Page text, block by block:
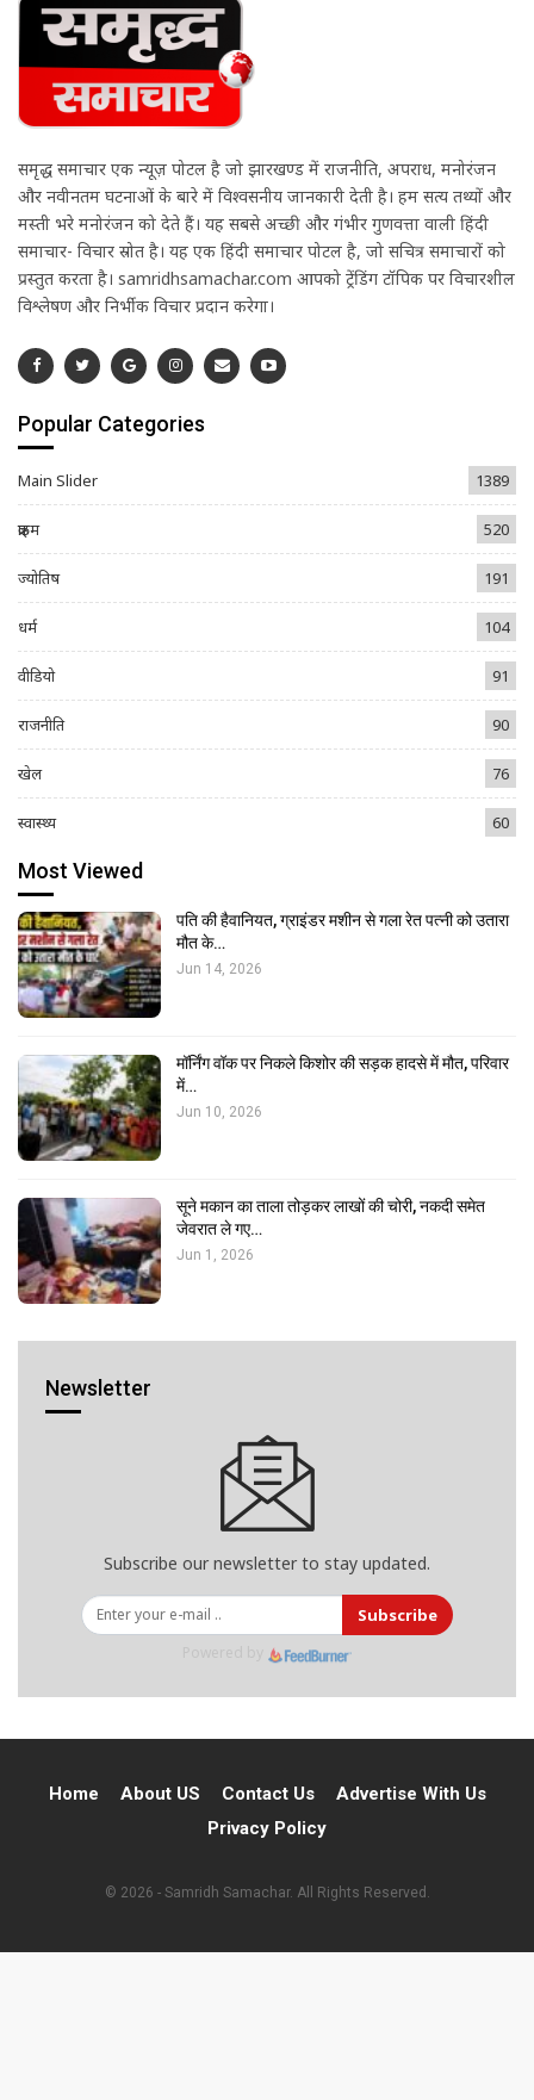
समृद्ध समाचार एक न्यूज़ पोर्टल है जो झारखण्ड में राजनीति, अपराध, मनोरंजन
और नवीनतम घटनाओं के बारे में विश्वसनीय जानकारी देती है। हम सत्य तथ्यों और
मस्ती भरे मनोरंजन को देते हैं। यह सबसे अच्छी और गंभीर गुणवत्ता वाली हिंदी
समाचार- विचार स्रोत है। यह एक हिंदी समाचार पोर्टल है, जो सचित्र समाचारों को
प्रस्तुत करता है। samridhsamachar.com आपको ट्रेंडिंग टॉपिक पर विचारशील
विश्लेषण और निर्भीक विचार प्रदान करेगा।
Popular Categories
Main Slider 1389
क्राइम 520
ज्योतिष 191
धर्म 104
वीडियो 91
राजनीति 90
खेल 76
स्वास्थ्य 60
Most Viewed
पति की हैवानियत, ग्राइंडर मशीन से गला रेत पत्नी को उतारा
मौत के…
Jun 14, 2026
मॉर्निंग वॉक पर निकले किशोर की सड़क हादसे में मौत, परिवार
में…
Jun 10, 2026
सूने मकान का ताला तोड़कर लाखों की चोरी, नकदी समेत
जेवरात ले गए…
Jun 1, 2026
Newsletter
Subscribe our newsletter to stay updated.
Subscribe
Home About US Contact Us
Advertise With Us
Privacy Policy
© 2026 - Samridh Samachar. All Rights Reserved.